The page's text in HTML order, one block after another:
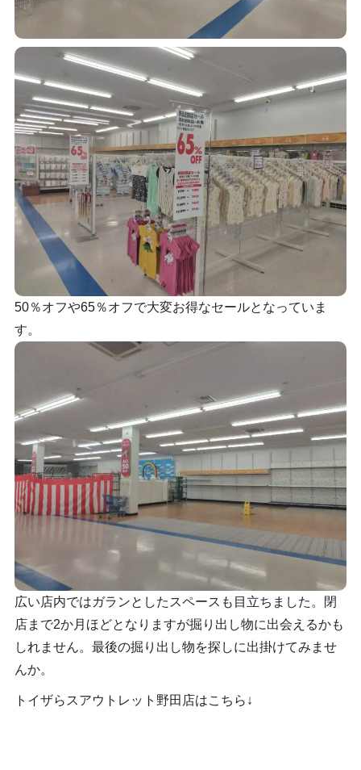
50％オフや65％オフで大変お得なセールとなっていま
す。
広い店内ではガランとしたスペースも目立ちました。閉
店まで2か月ほどとなりますが掘り出し物に出会えるかも
しれません。最後の掘り出し物を探しに出掛けてみませ
んか。
トイザらスアウトレット野田店はこちら↓